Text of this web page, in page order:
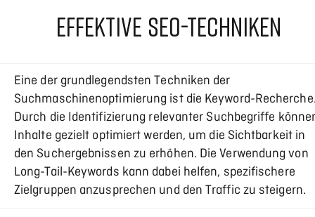
EFFEKTIVE SEO-TECHNIKEN
Eine der grundlegendsten Techniken der
Suchmaschinenoptimierung ist die Keyword-
Durch die Identifizierung relevanter Suchbegriffe
Inhalte gezielt optimiert werden, um die Sichtbarkeit in
den Suchergebnissen zu erhöhen. Die Verwendung von
Long-Tail-Keywords kann dabei helfen, spezifischere
Zielgruppen anzusprechen und den Traffic zu steigern.